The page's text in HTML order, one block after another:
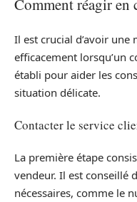
Comment réagir en
Il est crucial d’avoir
efficacement lorsqu’un
établi pour aider les
situation délicate.
Contacter le service
La première étape
vendeur. Il est conseillé
nécessaires, comme le